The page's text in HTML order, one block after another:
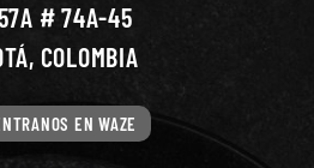
# 74A-45
COLOMBIA
EN WAZE